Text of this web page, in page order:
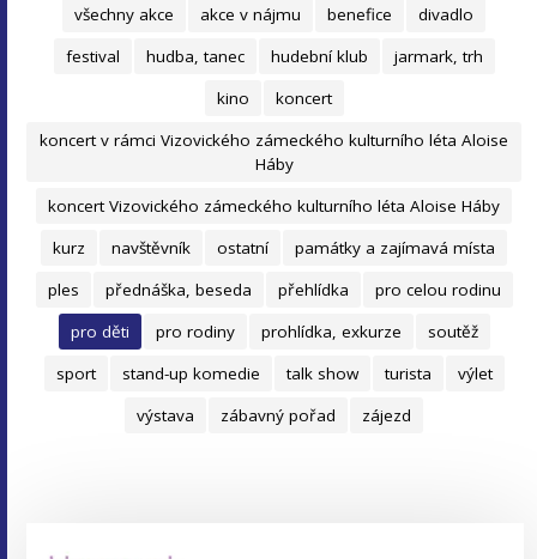
všechny akce
akce v nájmu benefice
divadlo
festival
hudba, tanec hudební klub
jarmark, trh
kino
koncert
koncert v rámci Vizovického zámeckého kulturního léta Aloise
Háby
koncert Vizovického zámeckého kulturního léta Aloise Háby
kurz
navštěvník ostatní
památky a zajímavá místa
ples
přednáška, beseda přehlídka
pro celou rodinu
pro děti
pro rodiny prohlídka, exkurze
soutěž
sport
stand-up komedie talk show turista
výlet
výstava
zábavný pořad zájezd